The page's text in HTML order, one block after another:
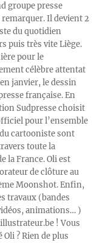
groupe presse
remarquer. Il devient 2
du quotidien
puis très vite Liège.
pour le
célèbre attentat
janvier, le dessin
française. En
Sudpresse choisit
pour l’ensemble
cartooniste sont
toute la
la France. Oli est
de clôture au
Moonshot. Enfin,
travaux (bandes
animations… )
! Vous
? Rien de plus